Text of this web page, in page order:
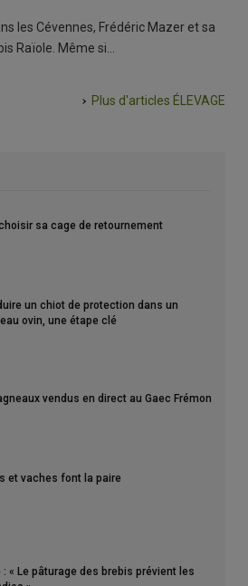
les Cévennes, Frédéric Mazer et sa
Raïole. Même si…
Plus d'articles ÉLEVAGE
sa cage de retournement
un chiot de protection dans un
ovin, une étape clé
vendus en direct au Gaec Frémon
et vaches font la paire
: « Le pâturage des brebis prévient les